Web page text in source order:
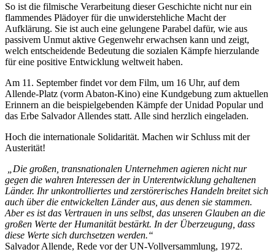
So ist die filmische Verarbeitung dieser Geschichte nicht nur ein
flammendes Plädoyer für die unwiderstehliche Macht der
Aufklärung. Sie ist auch eine gelungene Parabel dafür, wie aus
passivem Unmut aktive Gegenwehr erwachsen kann und zeigt,
welch entscheidende Bedeutung die sozialen Kämpfe hierzulande
für eine positive Entwicklung weltweit haben.
Am 11. September findet vor dem Film, um 16 Uhr, auf dem
Allende-Platz (vorm Abaton-Kino) eine Kundgebung zum aktuellen
Erinnern an die beispielgebenden Kämpfe der Unidad Popular und
das Erbe Salvador Allendes statt. Alle sind herzlich eingeladen.
Hoch die internationale Solidarität. Machen wir Schluss mit der
Austerität!
„Die großen, transnationalen Unternehmen agieren nicht nur
gegen die wahren Interessen der in Unterentwicklung gehaltenen
Länder. Ihr unkontrolliertes und zerstörerisches Handeln breitet sich
auch über die entwickelten Länder aus, aus denen sie stammen.
Aber es ist das Vertrauen in uns selbst, das unseren Glauben an die
großen Werte der Humanität bestärkt. In der Überzeugung, dass
diese Werte sich durchsetzen werden.“
Salvador Allende, Rede vor der UN-Vollversammlung, 1972.